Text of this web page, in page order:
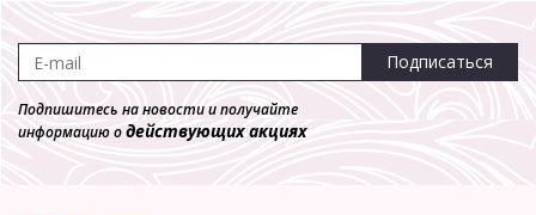
Подписаться
Подпишитесь на новости и получайте
информацию одействующих акциях